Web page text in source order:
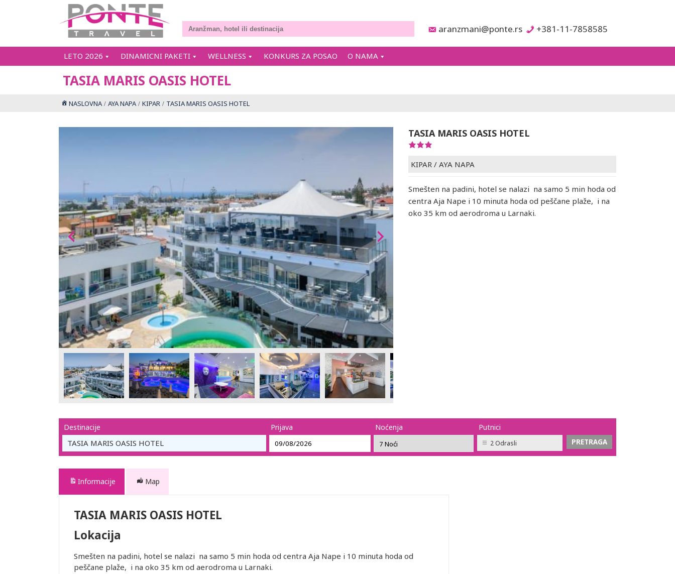
aranzmani@ponte.rs +381-11-7858585
LETO 2026 DINAMICNI PAKETI WELLNESS KONKURS ZA POSAO O NAMA
TASIA MARIS OASIS HOTEL
NASLOVNA AYA NAPA KIPAR TASIA MARIS OASIS HOTEL
TASIA MARIS OASIS HOTEL
KIPAR / AYA NAPA
Smešten na padini, hotel se nalazi na samo 5 min hoda od
centra Aja Nape i 10 minuta hoda od peščane plaže, i na
oko 35 km od aerodroma u Larnaki.
Destinacije
TASIA MARIS OASIS HOTEL
Prijava Noćenja Putnici
2 Odrasli
Informacije Map
TASIA MARIS OASIS HOTEL
Lokacija
Smešten na padini, hotel se nalazi na samo 5 min hoda od centra Aja Nape i 10 minuta hoda od
peščane plaže, i na oko 35 km od aerodroma u Larnaki.